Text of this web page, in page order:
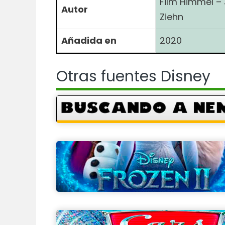
Autor
Ziehn
Añadida en
2020
Otras fuentes Disney